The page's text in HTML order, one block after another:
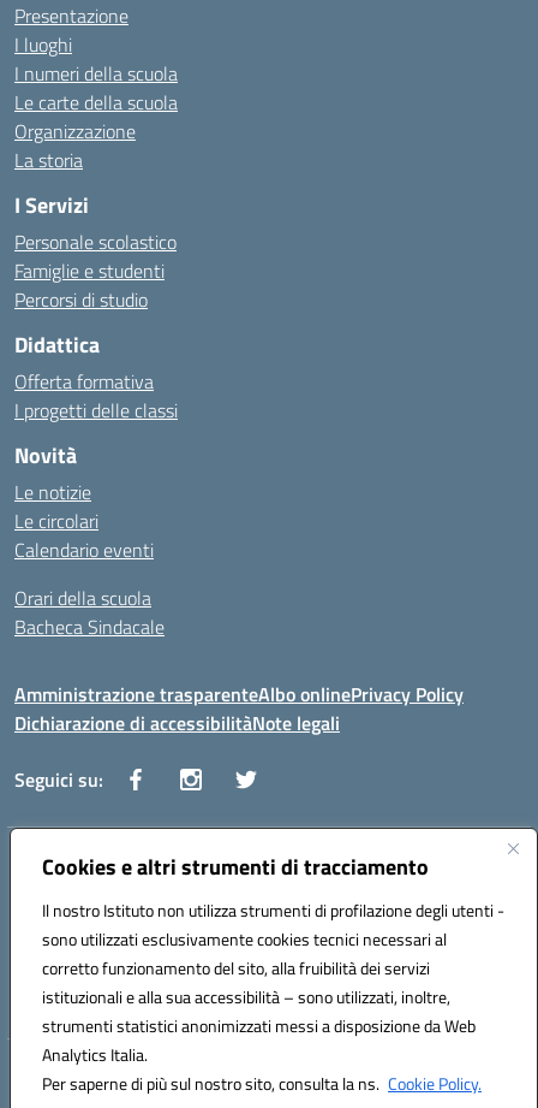
Cookies e altri strumenti di tracciamento
Il nostro Istituto non utilizza strumenti di profilazione degli utenti -
sono utilizzati esclusivamente cookies tecnici necessari al
corretto funzionamento del sito, alla fruibilità dei servizi
istituzionali e alla sua accessibilità – sono utilizzati, inoltre,
strumenti statistici anonimizzati messi a disposizione da Web
Analytics Italia.
Per saperne di più sul nostro sito, consulta la ns. Cookie Policy.
Presentazione
I luoghi
I numeri della scuola
Le carte della scuola
Organizzazione
La storia
I Servizi
Personale scolastico
Famiglie e studenti
Percorsi di studio
Didattica
Offerta formativa
I progetti delle classi
Novità
Le notizie
Le circolari
Calendario eventi
Orari della scuola
Bacheca Sindacale
Amministrazione trasparenteAlbo onlinePrivacy Policy
Dichiarazione di accessibilitàNote legali
Seguici su:
Indirizzo:Via Vaccari n.5 e Via Falcone n.20 - 91025 Marsala
Posta elettronica certificata (PEC):tppm03000q@pec.istruzione.it
Codice fiscale: 82004490817
Codice meccanografico: TPPM03000Q
Hosting & Powered by 3D Solution S.r.l.
Concept & Design by Designers Italia